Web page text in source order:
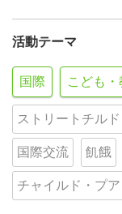
活動テーマ
国際 こども・
ストリートチル
国際交流 飢餓
チャイルド・プア